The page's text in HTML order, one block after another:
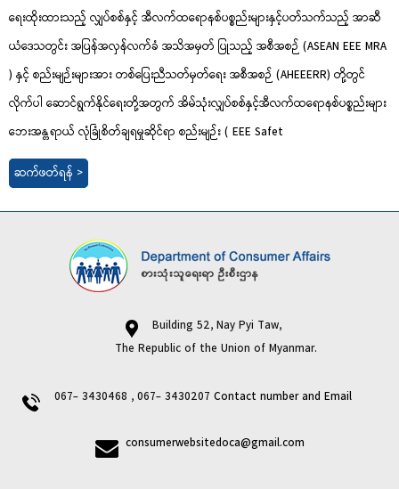
ရေးထိုးထားသည့် လျှပ်စစ်နှင့် အီလက်ထရောနစ်ပစ္စည်းများနှင့်ပတ်သက်သည့် အာဆီ
ယံဒေသတွင်း အပြန်အလှန်လက်ခံ အသိအမှတ် ပြုသည့် အစီအစဉ် (ASEAN EEE MRA
) နှင့် စည်းမျဉ်းများအား တစ်ပြေးညီသတ်မှတ်ရေး အစီအစဉ် (AHEEERR) တို့တွင်
လိုက်ပါ ဆောင်ရွက်နိုင်ရေးတို့အတွက် အိမ်သုံးလျှပ်စစ်နှင့်အီလက်ထရောနစ်ပစ္စည်းများ
ဘေးအန္တရာယ် လုံခြုံစိတ်ချရမှုဆိုင်ရာ စည်းမျဉ်း ( EEE Safet
ဆက်ဖတ်ရန် >
Building 52, Nay Pyi Taw,
The Republic of the Union of Myanmar.
067- 3430468 , 067- 3430207 Contact number and Email
consumerwebsitedoca@gmail.com